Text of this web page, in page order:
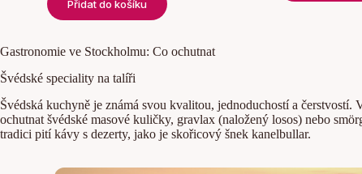
Přidat do košíku
Gastronomie ve Stockholmu: Co ochutnat
Švédské speciality na talíři
Švédská kuchyně je známá svou kvalitou, jednoduchostí a
ochutnat švédské masové kuličky, gravlax (naložený losos) nebo
tradici pití kávy s dezerty, jako je skořicový šnek kanelbullar.